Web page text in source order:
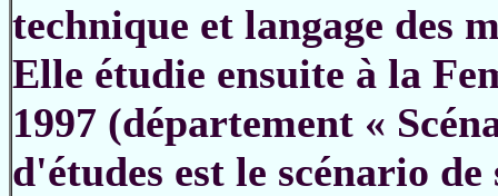
technique et langage des
Elle étudie ensuite à la
1997 (département «
d'études est le scénario